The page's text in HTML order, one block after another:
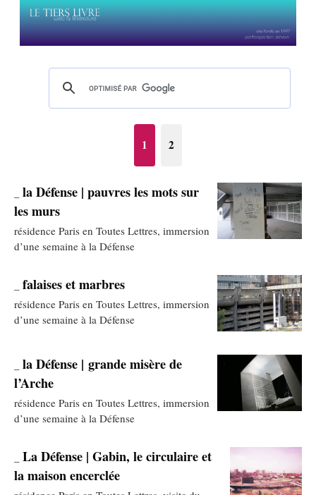
1 2
la Défense | pauvres les mots sur
les murs
résidence Paris en Toutes Lettres, immersion
d’une semaine à la Défense
falaises et marbres
résidence Paris en Toutes Lettres, immersion
d’une semaine à la Défense
la Défense | grande misère de
l’Arche
résidence Paris en Toutes Lettres, immersion
d’une semaine à la Défense
La Défense | Gabin, le circulaire et
la maison encerclée